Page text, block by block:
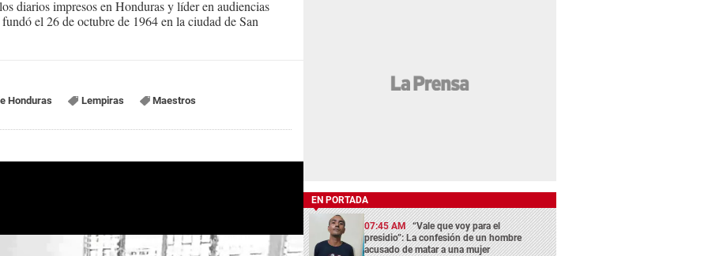
diarios impresos en Honduras y líder en audiencias
el 26 de octubre de 1964 en la ciudad de San
Honduras Lempiras Maestros
EN PORTADA
07:45 AM “Vale que voy para el
presidio”: La confesión de un hombre
acusado de matar a una mujer